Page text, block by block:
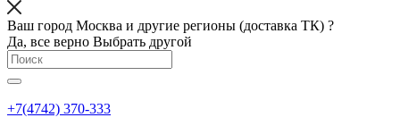
Ваш город Москва и другие регионы (доставка ТК) ?
Да, все верно Выбрать другой
+7(4742) 370-333